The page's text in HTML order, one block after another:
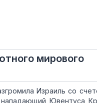
мирового
Израиль со
Ювентуса